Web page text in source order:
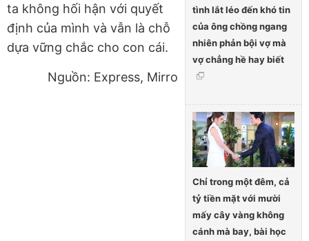
tình lắt léo đến khó tin
của ông chồng ngang
nhiên phản bội vợ mà
vợ chẳng hề hay biết
Chỉ trong một đêm, cả
tỷ tiền mặt với mười
mấy cây vàng không
cánh mà bay, bài học
ta không hối hận với quyết
định của mình và vẫn là chỗ
dựa vững chắc cho con cái.
Nguồn: Express, Mirro